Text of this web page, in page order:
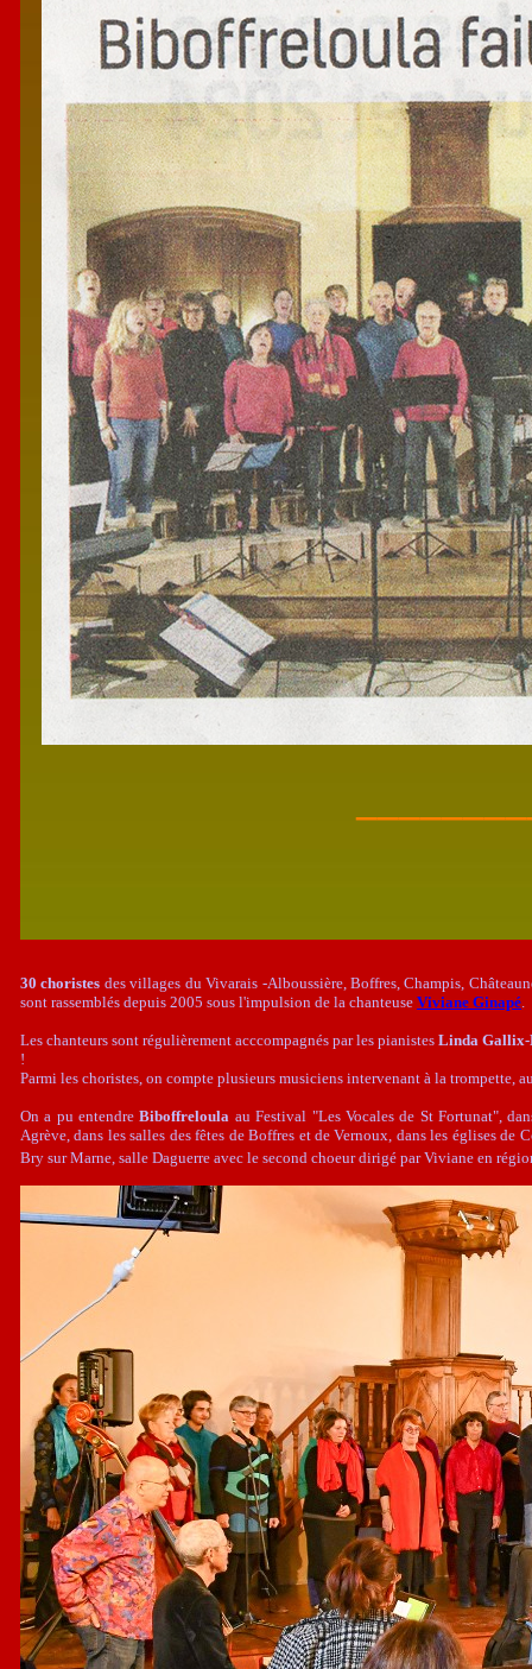
30 choristes des villages du Vivarais -Alboussière, Boffres, Champis,
sont rassemblés depuis 2005 sous l'impulsion de la chanteuse Viviane Ginapé.
Les chanteurs sont régulièrement acccompagnés par les pianistes Linda Gallix-
!
Parmi les choristes, on compte plusieurs musiciens intervenant à la trompette,
On a pu entendreBiboffreloula au Festival "Les Vocales de St Fortunat",
Agrève, dans les salles des fêtes de Boffres et de Vernoux, dans les églises de
Bry sur Marne, salle Daguerre avec le second choeur dirigé par Viviane en